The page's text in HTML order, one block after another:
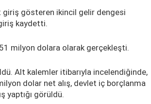
giriş gösteren ikincil gelir dengesi
kaydetti.
milyon dolara olarak gerçekleşti.
Alt kalemler itibarıyla incelendiğinde,
dolar net alış, devlet iç borçlanma
yaptığı görüldü.